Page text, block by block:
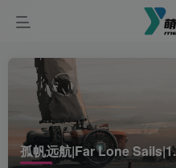
孤帆远航|Far Lone